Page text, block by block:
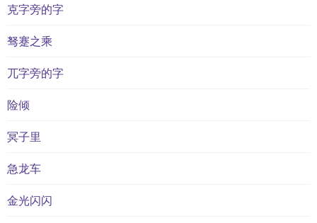
克字旁的字
驽蹇之乘
兀字旁的字
险倾
冥子里
急龙车
金光闪闪